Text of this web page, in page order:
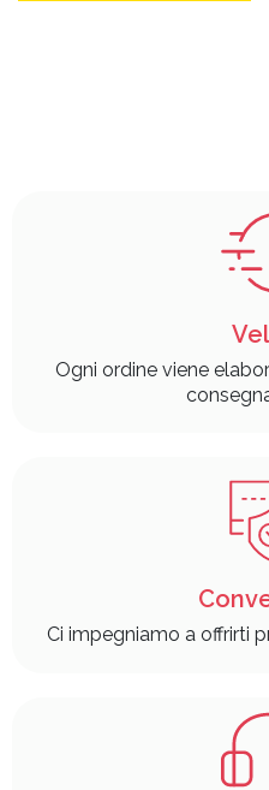
Ogni ordine viene
Ci impegniamo a offrirti